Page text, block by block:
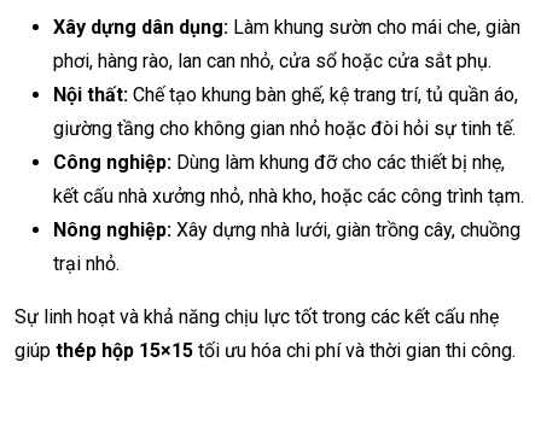
Xây dựng dân dụng: Làm khung sườn cho mái che, giàn
phơi, hàng rào, lan can nhỏ, cửa sổ hoặc cửa sắt phụ.
Nội thất: Chế tạo khung bàn ghế, kệ trang trí, tủ quần áo,
giường tầng cho không gian nhỏ hoặc đòi hỏi sự tinh tế.
Công nghiệp: Dùng làm khung đỡ cho các thiết bị nhẹ,
kết cấu nhà xưởng nhỏ, nhà kho, hoặc các công trình tạm.
Nông nghiệp: Xây dựng nhà lưới, giàn trồng cây, chuồng
trại nhỏ.
Sự linh hoạt và khả năng chịu lực tốt trong các kết cấu nhẹ
giúp thép hộp 15×15 tối ưu hóa chi phí và thời gian thi công.